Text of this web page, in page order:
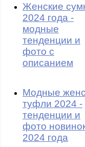
Женские
2024 года -
модные
тенденции и
фото с
описанием
Модные
туфли 2024 -
тенденции и
фото
2024 года